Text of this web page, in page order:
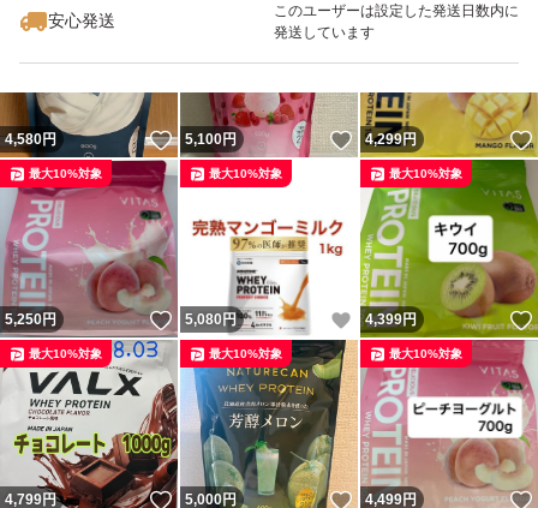
安心発送
このユーザーは設定した発送日数内に
発送しています
4,580円 いいね！
5,100円 いいね！
4,299円
5,250円 いいね！
最大10%対象
5,080 円 いいね！
最大10%対象
4,399円
最大10%対象
4,799円 いいね！
最大10%対象
5,000円 いいね！
最大10%対象
4,499円
最大10%対象